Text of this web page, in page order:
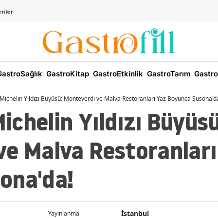
GastroKitap GastroEtkinlik GastroTarım
Yıldızı Büyüsü: Monteverdi ve Malva Restoranları Yaz Boyunca
Yıldızı
Malva
Yayınlanma
İstanbul